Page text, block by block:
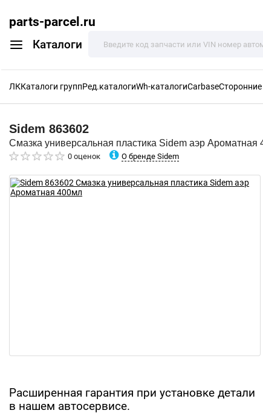
parts-parcel.ru
Каталоги
ЛККаталоги группРед.каталогиWh-каталогиCarbaseСторонние
Sidem 863602
Смазка универсальная пластика Sidem аэр Ароматная
0 оценок О бренде Sidem
Расширенная гарантия при установке детали
в нашем автосервисе.